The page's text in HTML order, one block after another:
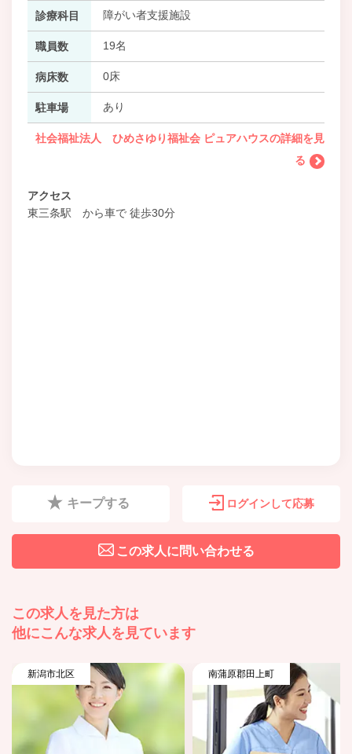
診療科目 障がい者支援施設
職員数 19名
病床数 0床
駐車場 あり
社会福祉法人 ひめさゆり福祉会 ピュアハウスの詳細を見
る
アクセス
東三条駅 から車で 徒歩30分
キープする ログインして応募
この求人に問い合わせる
この求人を見た方は
他にこんな求人を見ています
新潟市北区 南蒲原郡田上町